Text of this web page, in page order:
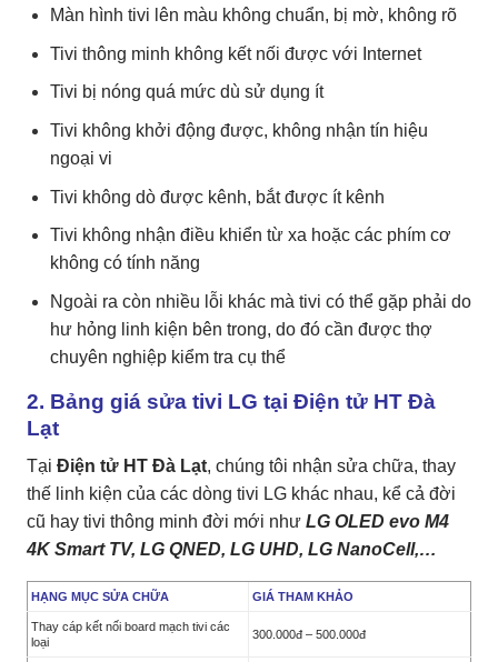
Màn hình tivi lên màu không chuẩn, bị mờ, không rõ
Tivi thông minh không kết nối được với Internet
Tivi bị nóng quá mức dù sử dụng ít
Tivi không khởi động được, không nhận tín hiệu
ngoại vi
Tivi không dò được kênh, bắt được ít kênh
Tivi không nhận điều khiển từ xa hoặc các phím cơ
không có tính năng
Ngoài ra còn nhiều lỗi khác mà tivi có thể gặp phải do
hư hỏng linh kiện bên trong, do đó cần được thợ
chuyên nghiệp kiểm tra cụ thể
2. Bảng giá sửa tivi LG tại Điện tử HT Đà
Lạt
Tại Điện tử HT Đà Lạt, chúng tôi nhận sửa chữa, thay
thế linh kiện của các dòng tivi LG khác nhau, kể cả đời
cũ hay tivi thông minh đời mới như LG OLED evo M4
4K Smart TV, LG QNED, LG UHD, LG NanoCell,…
HẠNG MỤC SỬA CHỮA GIÁ THAM KHẢO
Thay cáp kết nối board mạch tivi các
loại
300.000đ – 500.000đ